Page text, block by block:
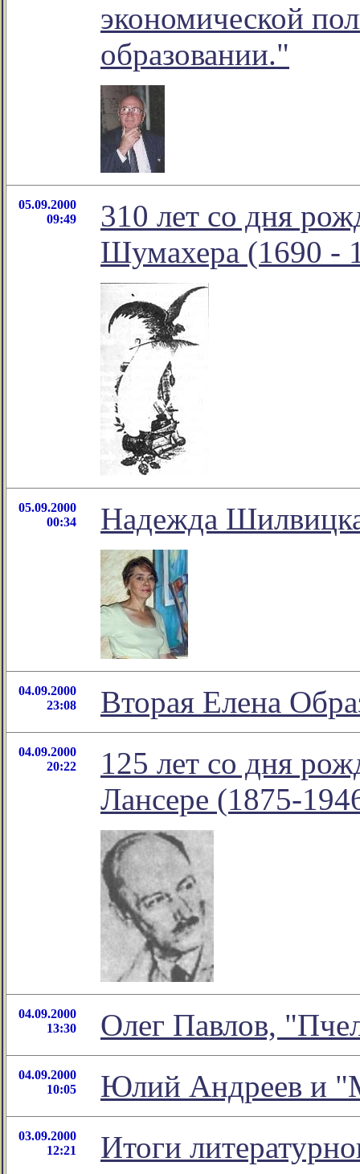
экономической
образовании."
05.09.2000
09:49
310 лет со дня
Шумахера (1690 -
05.09.2000
00:34
Надежда
04.09.2000
23:08
Вторая Елена
04.09.2000
20:22
125 лет со дня
Лансере (1875-
04.09.2000
13:30
Олег Павлов,
04.09.2000
10:05
Юлий Андреев и
03.09.2000
12:21
Итоги